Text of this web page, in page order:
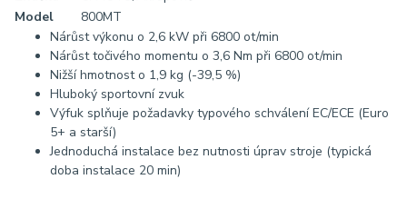
Model
800MT
Nárůst výkonu o 2,6 kW při 6800 ot/min
Nárůst točivého momentu o 3,6 Nm při 6800 ot/min
Nižší hmotnost o 1,9 kg (-39,5 %)
Hluboký sportovní zvuk
Výfuk splňuje požadavky typového schválení EC/ECE (Euro
5+ a starší)
Jednoduchá instalace bez nutnosti úprav stroje (typická
doba instalace 20 min)